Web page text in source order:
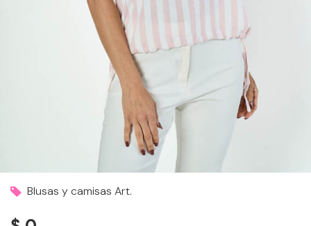
Blusas y camisas Art.